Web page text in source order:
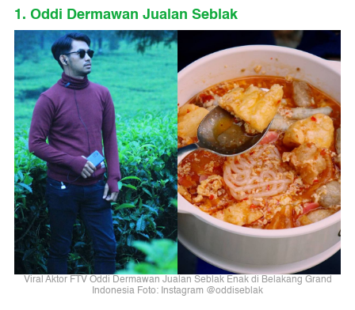
1. Oddi Dermawan Jualan Seblak
Viral Aktor FTV Oddi Dermawan Jualan Seblak Enak di Belakang Grand
Indonesia Foto: Instagram @oddiseblak